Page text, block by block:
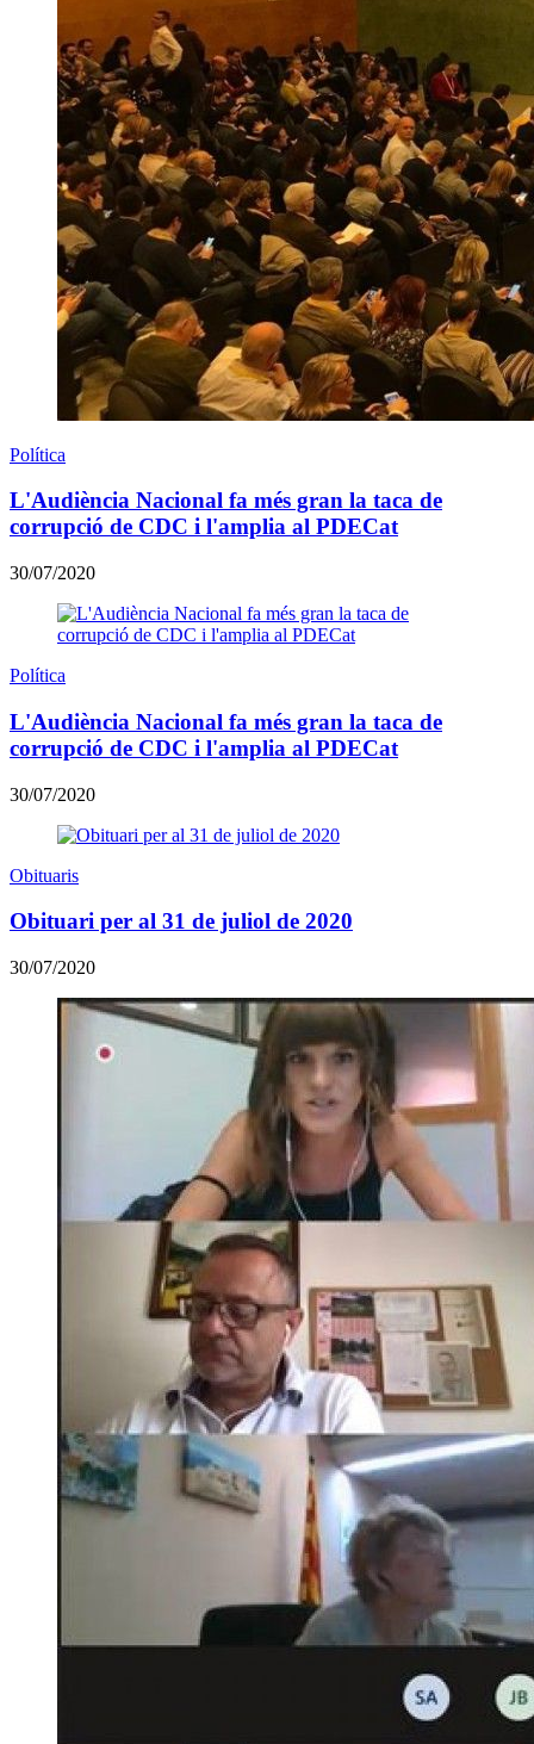
Política
L'Audiència Nacional fa més gran la taca de
corrupció de CDC i l'amplia al PDECat
30/07/2020
Política
L'Audiència Nacional fa més gran la taca de
corrupció de CDC i l'amplia al PDECat
30/07/2020
Obituaris
Obituari per al 31 de juliol de 2020
30/07/2020